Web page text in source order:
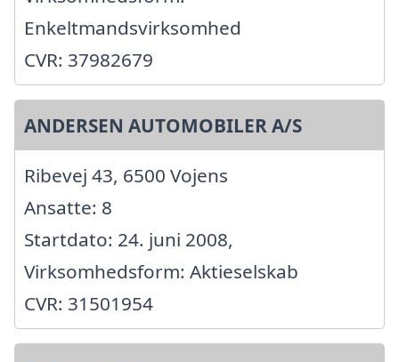
Enkeltmandsvirksomhed
CVR: 37982679
ANDERSEN AUTOMOBILER A/S
Ribevej 43, 6500 Vojens
Ansatte: 8
Startdato: 24. juni 2008,
Virksomhedsform: Aktieselskab
CVR: 31501954